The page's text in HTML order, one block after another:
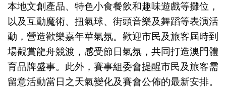
本地文創產品、特色小食餐飲和趣味遊戲等攤位，
以及互動魔術、扭氣球、街頭音樂及舞蹈等表演活
動，營造歡樂嘉年華氣氛。歡迎市民及旅客屆時到
場觀賞龍舟競渡，感受節日氣氛，共同打造澳門體
育品牌盛事。此外，賽事組委會提醒市民及旅客需
留意活動當日之天氣變化及賽會公佈的最新安排。